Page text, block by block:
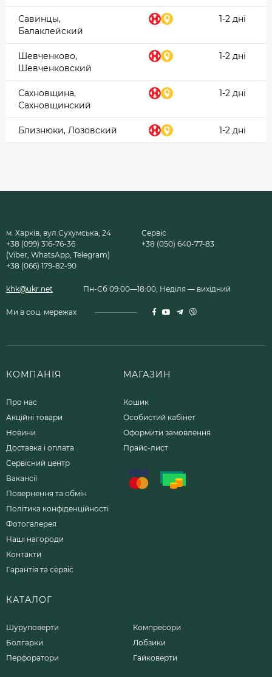
Савинцы,
Балаклейский
1-2 дні
Шевченково,
Шевченковский
1-2 дні
Сахновщина,
Сахновщинский
1-2 дні
Близнюки, Лозовский 1-2 дні
м. Харків, вул.Сухумська, 24
+38 (099) 316-76-36
(Viber, WhatsApp, Telegram)
+38 (066) 179-82-90
Сервіс
+38 (050) 640-77-83
khk@ukr.net Пн-Сб 09:00—18:00, Неділя — вихідний
Ми в соц. мережах
КОМПАНІЯ
Про нас
Акційні товари
Новини
Доставка і оплата
Сервісний центр
Вакансії
Повернення та обмін
Політика конфіденційності
Фотогалерея
Наші нагороди
Контакти
Гарантія та сервіс
МАГАЗИН
Кошик
Особистий кабінет
Оформити замовлення
Прайс-лист
КАТАЛОГ
Шуруповерти
Болгарки
Перфоратори
Компресори
Лобзики
Гайковерти